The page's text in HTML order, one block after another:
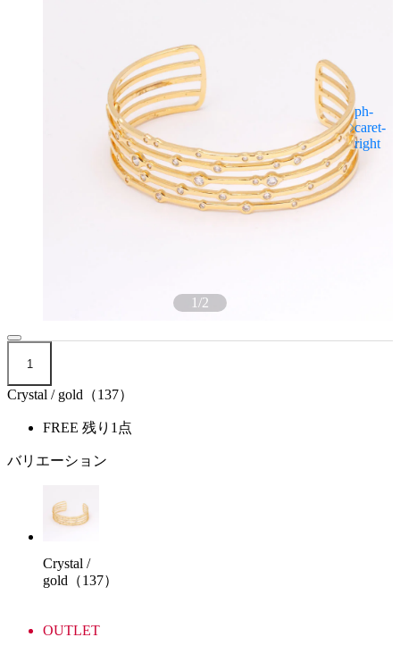
1/2
1
Crystal / gold（137）
FREE 残り1点
バリエーション
Crystal /
gold（137）
OUTLET